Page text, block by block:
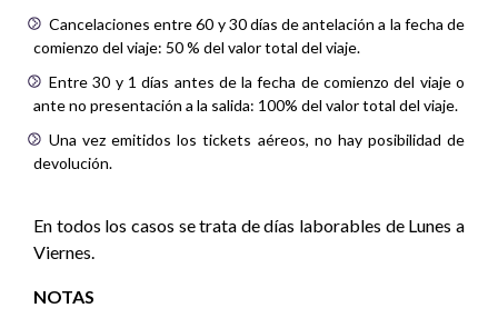
Cancelaciones entre 60 y 30 días de antelación a la fecha de
comienzo del viaje: 50 % del valor total del viaje.
Entre 30 y 1 días antes de la fecha de comienzo del viaje o
ante no presentación a la salida: 100% del valor total del viaje.
Una vez emitidos los tickets aéreos, no hay posibilidad de
devolución.
En todos los casos se trata de días laborables de Lunes a
Viernes.
NOTAS